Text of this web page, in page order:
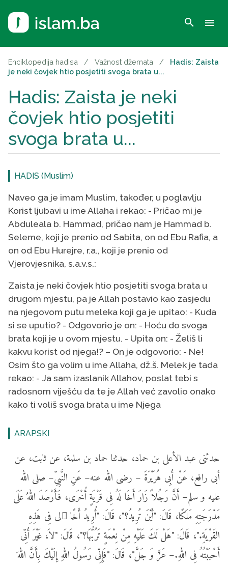
search menu
Enciklopedija hadisa / Važnost džemata /
Hadis: Zaista
je neki čovjek htio posjetiti svoga brata u...
Hadis: Zaista je neki
čovjek htio posjetiti
svoga brata u...
HADIS (Muslim)
Naveo ga je imam Muslim, također, u poglavlju
Korist ljubavi u ime Allaha i rekao: - Pričao mi je
Abduleala b. Hammad, pričao nam je Hammad b.
Seleme, koji je prenio od Sabita, on od Ebu Rafia, a
on od Ebu Hurejre, r.a., koji je prenio od
Vjerovjesnika, s.a.v.s.:
Zaista je neki čovjek htio posjetiti svoga brata u
drugom mjestu, pa je Allah postavio kao zasjedu
na njegovom putu meleka koji ga je upitao: - Kuda
si se uputio? - Odgovorio je on: - Hoću do svoga
brata koji je u ovom mjestu. - Upita on: - Želiš li
kakvu korist od njega!? – On je odgovorio: - Ne!
Osim što ga volim u ime Allaha, dž.š. Melek je tada
rekao: - Ja sam izaslanik Allahov, poslat tebi s
radosnom viješću da te je Allah već zavolio onako
kako ti voliš svoga brata u ime Njega
ARAPSKI
حدثنى عبد الأعلى بن حماد، حدثنا حماد بن سلمة، عن ثابت، عن
أبى رافع، عَنْ أَبِى هُرَيْرَةَ – رضى الله عنه– عَنِ النَّبِىِّ– صلى الله
عليه و سلم– أَنَّ رَجُلاً زَارَ أَخَا لَهُ فِى قَرْيَةٍ أُخْرَى، فَأَرْصَدَ اللهُ عَلَى
مَدْرَجَتِهِ مَلَكًا، قَالَ: "أَيْنَ تُرِيدُ؟"، قَالَ: "أُرِيدُ أَخًا ِلى فِى هَذِهِ
القَرْيَةِ."، قَالَ: "هَلْ لَكَ عَلَيْهِ مِنْ نِعْمَةٍ تَرُبُّهَا؟"، قَالَ: "لاَ، غَيْرَ أَنِّى
أَحْبَبْتُهُ فِى اللهِ.– عَزَّ وَ جَلَّ"، قَالَ: "فَإِنِّى رَسُولُ اللهِ إِلَيْكَ بِأَنَّ اللهَ